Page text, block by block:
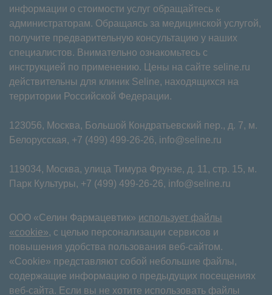
информации о стоимости услуг обращайтесь к
администраторам. Обращаясь за медицинской услугой,
получите предварительную консультацию у наших
специалистов. Внимательно ознакомьтесь с
инструкцией по применению. Цены на сайте seline.ru
действительны для клиник Seline, находящихся на
территории Российской Федерации.
123056, Москва, Большой Кондратьевский пер., д. 7, м.
Белорусская, +7 (499) 499-26-26, info@seline.ru
119034, Москва, улица Тимура Фрунзе, д. 11⁠, стр. 15, м.
Парк Культуры, +7 (499) 499-26-26, info@seline.ru
ООО «Селин Фармацевтик» использует файлы
«cookie», с целью персонализации сервисов и
повышения удобства пользования веб-сайтом.
«Cookie» представляют собой небольшие файлы,
содержащие информацию о предыдущих посещениях
веб-сайта. Если вы не хотите использовать файлы